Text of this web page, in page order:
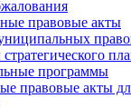
правовые акты
программы
правовые акты